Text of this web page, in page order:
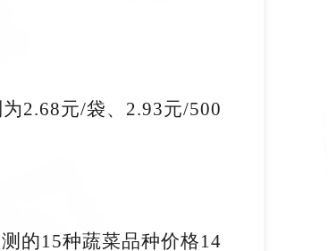
2.68元/袋、2.93元/500
的15种蔬菜品种价格14